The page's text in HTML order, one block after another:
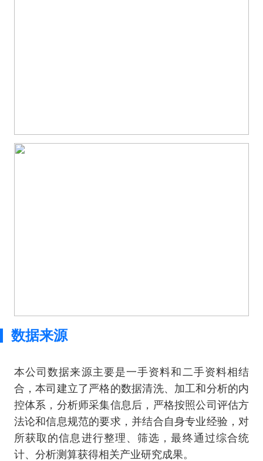
数据来源
本公司数据来源主要是一手资料和二手资料相结
合，本司建立了严格的数据清洗、加工和分析的内
控体系，分析师采集信息后，严格按照公司评估方
法论和信息规范的要求，并结合自身专业经验，对
所获取的信息进行整理、筛选，最终通过综合统
计、分析测算获得相关产业研究成果。